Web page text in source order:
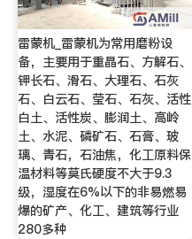
雷蒙机_雷蒙机为常用磨粉设
备，主要用于重晶石、方解石、
钾长石、滑石、大理石、石灰
石、白云石、莹石、石灰、活性
白土、活性炭、膨润土、高岭
土、水泥、磷矿石、石膏、玻
璃、青石，石油焦，化工原料保
温材料等莫氏硬度不大于9.3
级，湿度在6%以下的非易燃易
爆的矿产、化工、建筑等行业
280多种